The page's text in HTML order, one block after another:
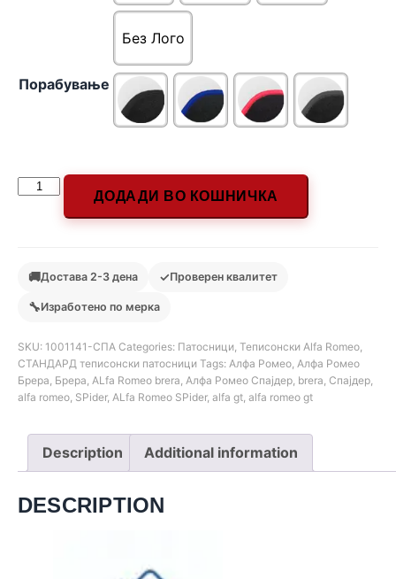
Без Лого
Порабување
ДОДАДИ ВО КОШНИЧКА
🚚Достава 2-3 дена ✓Проверен квалитет
🔧Изработено по мерка
SKU: 1001141-СПА Categories: Патосници Теписонски Alfa Romeo
СТАНДАРД теписонски патосници Tags: Алфа Ромео Алфа Ромео
Брера Брера ALfa Romeo brera Алфа Ромео Спајдер brera Спајдер
alfa romeo SPider, ALfa Romeo SPider, alfa gt alfa romeo gt
Description Additional information
DESCRIPTION